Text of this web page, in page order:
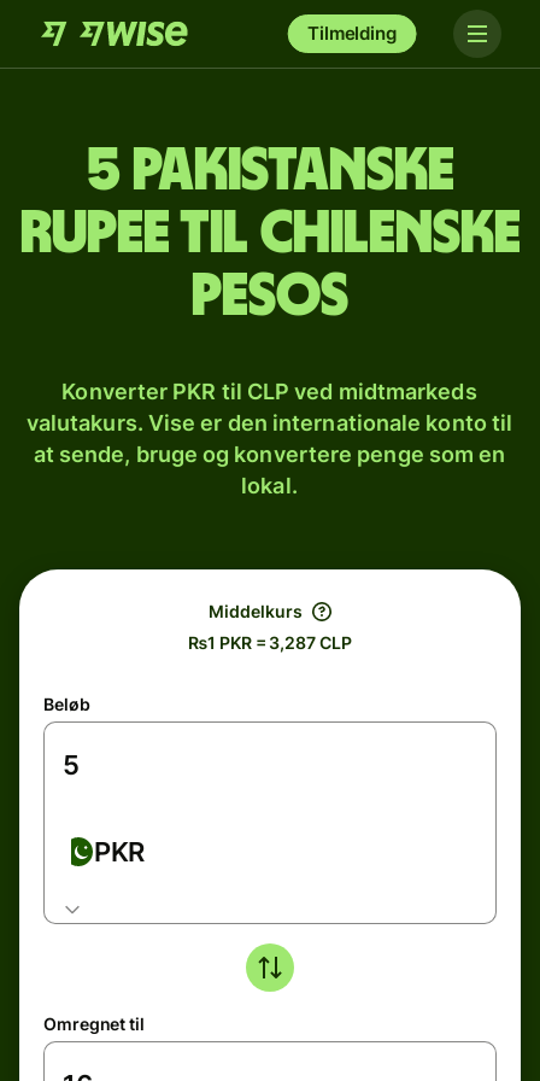
Tilmelding
5 pakistanske
rupee til chilenske
pesos
Konverter PKR til CLP ved midtmarkeds
valutakurs. Vise er den internationale konto til
at sende, bruge og konvertere penge som en
lokal.
Middelkurs
₨1 PKR = 3,287 CLP
Beløb
PKR
Omregnet til